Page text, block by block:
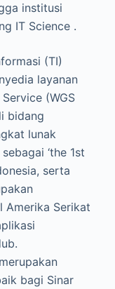
institusi
IT Science .
(TI)
layanan
(WGS
bidang
lunak
‘the 1st
serta
Amerika Serikat
bagi Sinar